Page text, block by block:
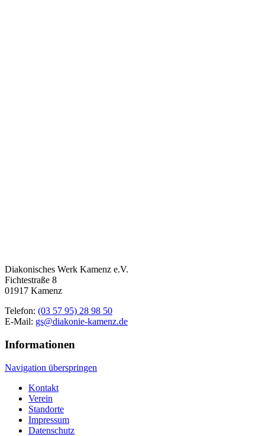
Diakonisches Werk Kamenz e.V.
Fichtestraße 8
01917 Kamenz
Telefon: (03 57 95) 28 98 50
E-Mail: gs@diakonie-kamenz.de
Informationen
Navigation überspringen
Kontakt
Verein
Standorte
Impressum
Datenschutz